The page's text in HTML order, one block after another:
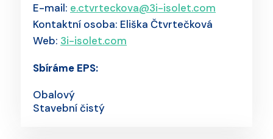
E-mail: e.ctvrteckova@3i-isolet.com
Kontaktní osoba: Eliška Čtvrtečková
Web: 3i-isolet.com
Sbíráme EPS:
Obalový
Stavební čistý